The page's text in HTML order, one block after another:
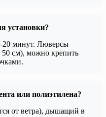
установки?
20 минут. Люверсы
см), можно крепить
или полиэтилена?
от ветра), дышащий в